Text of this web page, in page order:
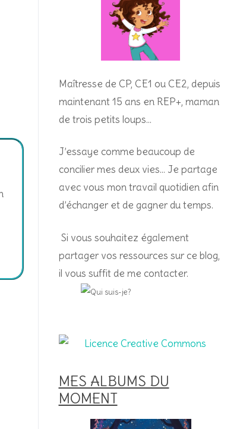
Maîtresse de CP, CE1 ou CE2, depuis
maintenant 15 ans en REP+, maman
de trois petits loups…
J’essaye comme beaucoup de
concilier mes deux vies… Je partage
avec vous mon travail quotidien afin
d’échanger et de gagner du temps.
Si vous souhaitez également
partager vos ressources sur ce blog,
il vous suffit de me contacter.
MES ALBUMS DU
MOMENT